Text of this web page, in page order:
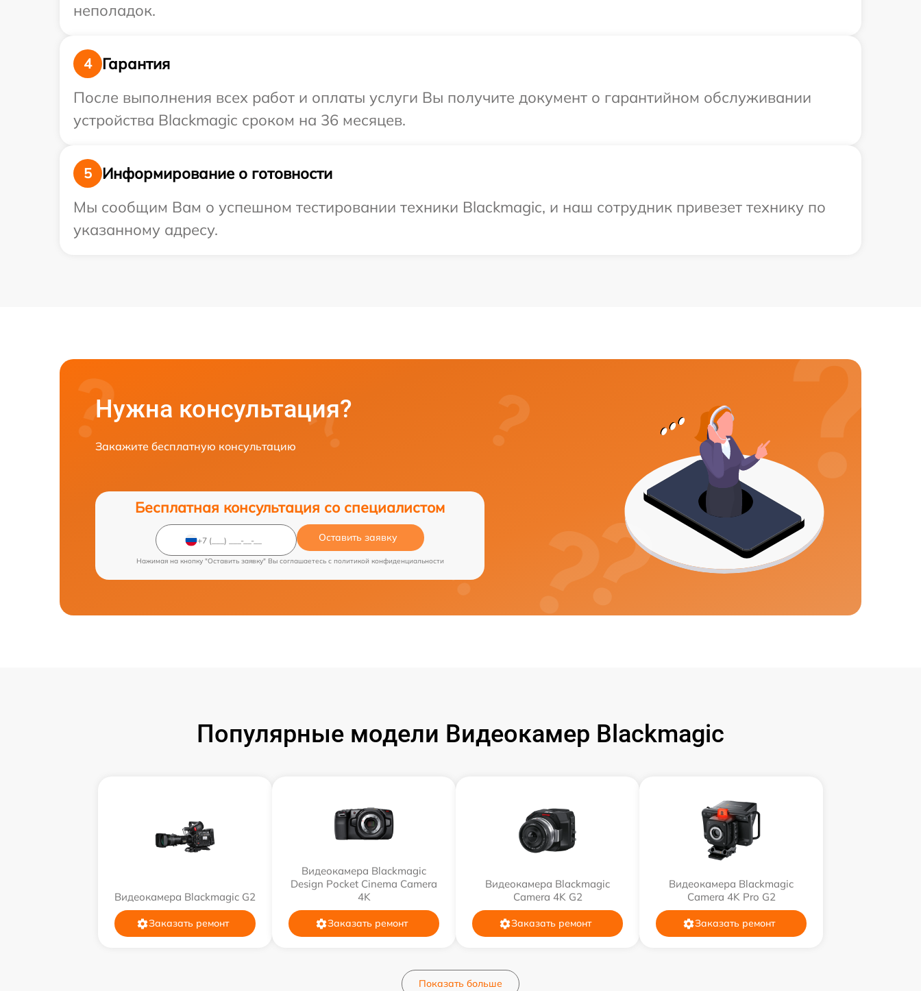
неполадок.
4
Гарантия
После выполнения всех работ и оплаты услуги Вы получите документ о гарантийном обслуживании
устройства Blackmagic сроком на 36 месяцев.
5
Информирование о готовности
Мы сообщим Вам о успешном тестировании техники Blackmagic, и наш сотрудник привезет технику по
указанному адресу.
Нужна консультация?
Закажите бесплатную консультацию
Бесплатная консультация со специалистом
Оставить заявку
Нажимая на кнопку "Оставить заявку" Вы соглашаетесь c политикой конфиденциальности
Популярные модели Видеокамер Blackmagic
Видеокамера Blackmagic G2
Заказать ремонт
Видеокамера Blackmagic
Design Pocket Cinema Camera
4K
Заказать ремонт
Видеокамера Blackmagic
Camera 4K G2
Заказать ремонт
Видеокамера Blackmagic
Camera 4K Pro G2
Заказать ремонт
Показать больше